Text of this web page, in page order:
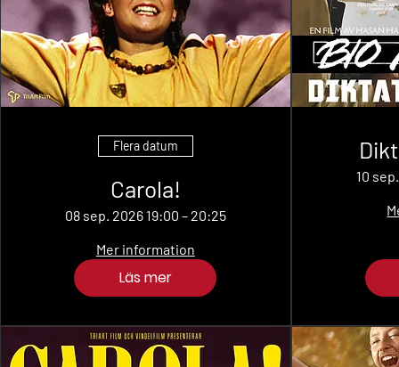
Flera datum
Carola!
08 sep. 2026 19:00 – 20:25
Mer information
Läs mer
10